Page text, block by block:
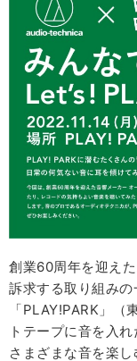
創業60周年を迎え
訴求する取り組み
「PLAY!PARK」（
トテープに音を入
さまざまな音を楽